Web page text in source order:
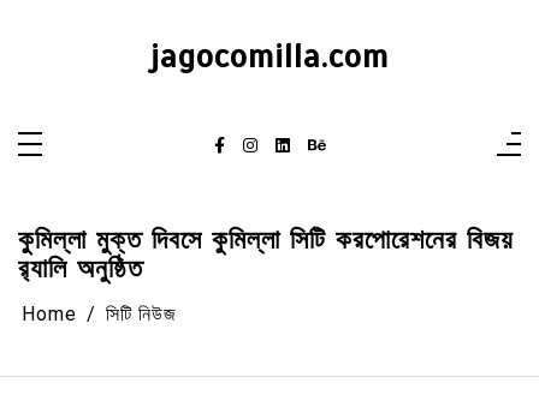
jagocomilla.com
কুমিল্লা মুক্ত দিবসে কুমিল্লা সিটি করপোরেশনের বিজয়
র‍্যালি অনুষ্ঠিত
Home সিটি নিউজ